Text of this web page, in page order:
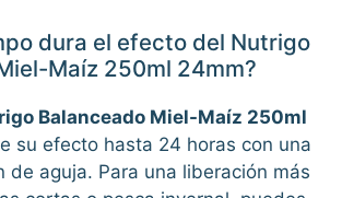
dura el efecto del Nutrigo
Maíz 250ml 24mm?
Balanceado Miel-Maíz 250ml
su efecto hasta 24 horas con una
de aguja. Para una liberación más